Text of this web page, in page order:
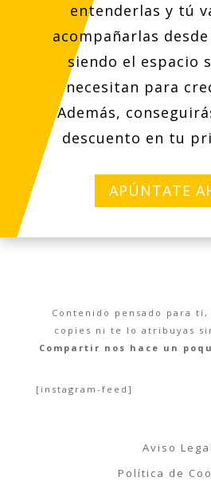
entenderlas y tú
acompañarlas
siendo el espacio
necesitan para
Además,
descuento en tu
APÚNTATE
Contenido pensado para
copies ni te lo atribuyas
Compartir nos hace un
[instagram-feed]
Aviso Legal
Política de